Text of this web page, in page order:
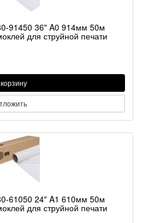
91450 36" A0 914мм 50м
для струйной печати
61050 24" A1 610мм 50м
для струйной печати